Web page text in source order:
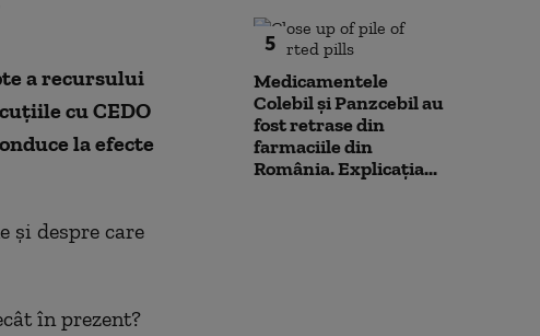
a recursului
cu CEDO
la efecte
și despre care
în prezent?
5
Medicamentele
Colebil și Panzcebil au
fost retrase din
farmaciile din
România. Explicația...